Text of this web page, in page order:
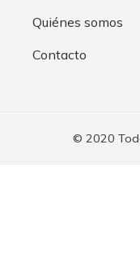
Quiénes somos
Contacto
© 2020